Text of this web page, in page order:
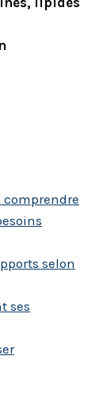
comprendre
selon
ses